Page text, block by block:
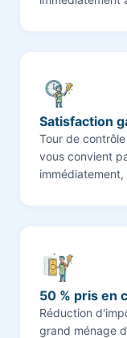
Satisfaction
Tour de
vous convient
50 % pris en
Réduction
grand ménage